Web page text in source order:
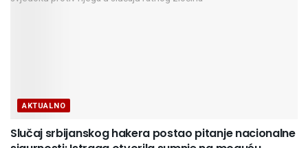
AKTUALNO
Slučaj srbijanskog hakera postao pitanje nacionalne